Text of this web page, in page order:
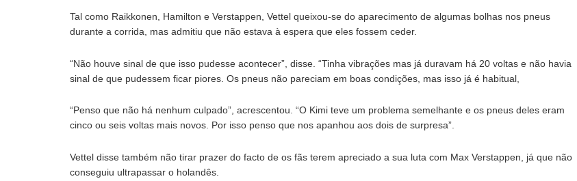
Tal como Raikkonen, Hamilton e Verstappen, Vettel queixou-se do aparecimento de algumas bolhas nos pneus
durante a corrida, mas admitiu que não estava à espera que eles fossem ceder.
“Não houve sinal de que isso pudesse acontecer”, disse. “Tinha vibrações mas já duravam há 20 voltas e não havia
sinal de que pudessem ficar piores. Os pneus não pareciam em boas condições, mas isso já é habitual,
“Penso que não há nenhum culpado”, acrescentou. “O Kimi teve um problema semelhante e os pneus deles eram
cinco ou seis voltas mais novos. Por isso penso que nos apanhou aos dois de surpresa”.
Vettel disse também não tirar prazer do facto de os fãs terem apreciado a sua luta com Max Verstappen, já que não
conseguiu ultrapassar o holandês.